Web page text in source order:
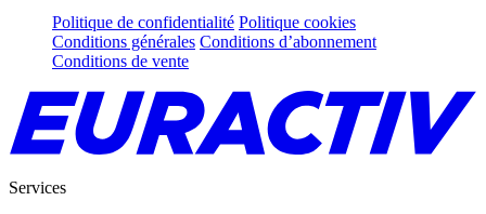
Politique de confidentialité Politique cookies
Conditions générales Conditions d’abonnement
Conditions de vente
Services